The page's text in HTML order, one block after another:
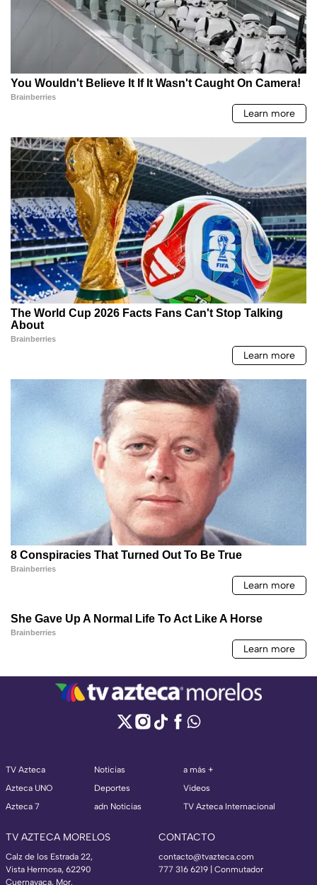
TV Azteca
Azteca UNO
Azteca 7
Noticias
Deportes
adn Noticias
a más +
Videos
TV Azteca Internacional
TV AZTECA MORELOS
Calz de los Estrada 22,
Vista Hermosa, 62290
Cuernavaca, Mor.
CONTACTO
contacto@tvazteca.com
777 316 6219 | Conmutador